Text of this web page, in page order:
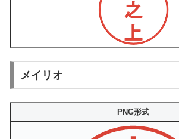
メイリオ
PNG形式